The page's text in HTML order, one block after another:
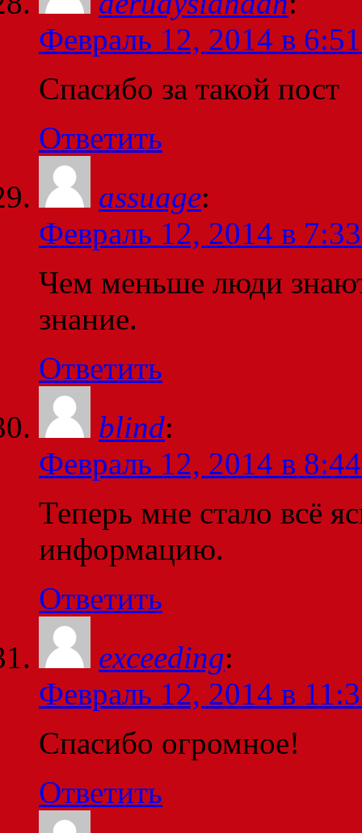
Февраль 12, 2014 в
Спасибо за такой пост
Ответить
assuage:
Февраль 12, 2014 в
Чем меньше люди
знание.
Ответить
blind:
Февраль 12, 2014 в
Теперь мне стало всё
информацию.
Ответить
exceeding:
Февраль 12, 2014 в
Спасибо огромное!
Ответить